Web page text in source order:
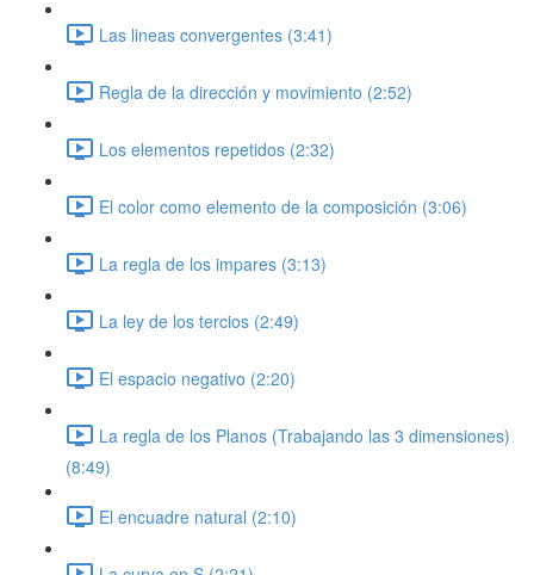
Las lineas convergentes (3:41)
Regla de la dirección y movimiento (2:52)
Los elementos repetidos (2:32)
El color como elemento de la composición (3:06)
La regla de los impares (3:13)
La ley de los tercios (2:49)
El espacio negativo (2:20)
La regla de los Planos (Trabajando las 3 dimensiones)
(8:49)
El encuadre natural (2:10)